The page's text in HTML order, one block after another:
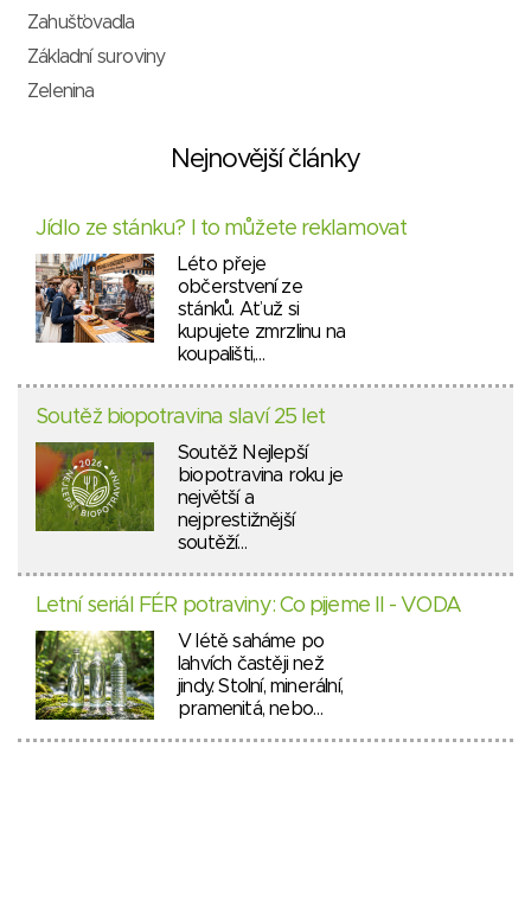
Zahušťovadla
Základní suroviny
Zelenina
Nejnovější články
Jídlo ze stánku? I to můžete reklamovat
Léto přeje
občerstvení ze
stánků. Ať už si
kupujete zmrzlinu na
koupališti,…
Soutěž biopotravina slaví 25 let
Soutěž Nejlepší
biopotravina roku je
největší a
nejprestižnější
soutěží…
Letní seriál FÉR potraviny: Co pijeme II - VODA
V létě saháme po
lahvích častěji než
jindy. Stolní, minerální,
pramenitá, nebo…